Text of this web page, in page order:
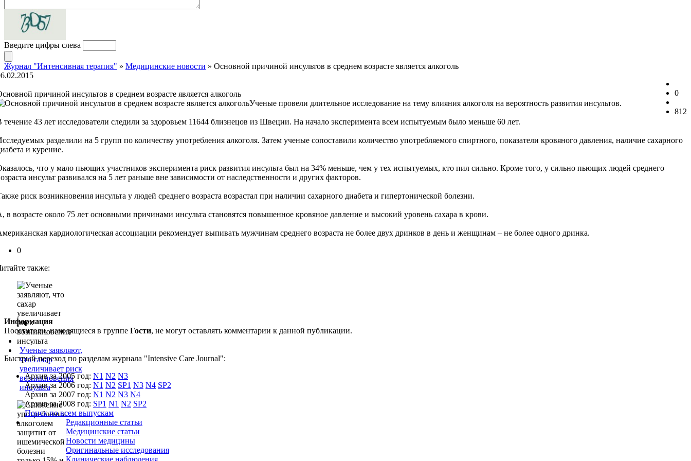
Введите цифры слева
Журнал "Интенсивная терапия" » Медицинские новости » Основной причиной инсультов в среднем возрасте является алкоголь
0
812
причиной инсультов в среднем возрасте является алкоголь
Ученые провели длительное исследование на тему влияния алкоголя на вероятность развития инсультов.
течение 43 лет исследователи следили за здоровьем 11644 близнецов из Швеции. На начало эксперимента всем испытуемым было меньше 60 лет.
разделили на 5 групп по количеству употребления алкоголя. Затем ученые сопоставили количество употребляемого спиртного, показатели кровяного давления, наличие сахарного
и курение.
что у мало пьющих участников эксперимента риск развития инсульта был на 34% меньше, чем у тех испытуемых, кто пил сильно. Кроме того, у сильно пьющих людей среднего
инсульт развивался на 5 лет раньше вне зависимости от наследственности и других факторов.
риск возникновения инсульта у людей среднего возраста возрастал при наличии сахарного диабета и гипертонической болезни.
в возрасте около 75 лет основными причинами инсульта становятся повышенное кровяное давление и высокий уровень сахара в крови.
кардиологическая ассоциации рекомендует выпивать мужчинам среднего возраста не более двух дринков в день и женщинам – не более одного дринка.
0
также:
Ученые заявляют,
что сахар
увеличивает риск
возникновения
инсульта
Информация
Посетители, находящиеся в группе Гости, не могут оставлять комментарии к данной публикации.
Быстрый переход по разделам журнала "Intensive Care Journal":
Архив за 2005 год: N1 N2 N3
Архив за 2006 год: N1 N2 SP1 N3 N4 SP2
Архив за 2007 год: N1 N2 N3 N4
Архив за 2008 год: SP1 N1 N2 SP2
Поиск по всем выпускам
Редакционные статьи
Медицинские статьи
Новости медицины
Оригинальные исследования
Клинические наблюдения